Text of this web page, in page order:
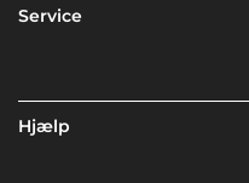
Service
Hjælp